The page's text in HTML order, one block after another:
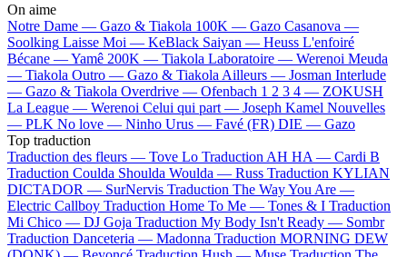
On aime
Notre Dame — Gazo & Tiakola 100K — Gazo Casanova —
Soolking Laisse Moi — KeBlack Saiyan — Heuss L'enfoiré
Bécane —Yamê 200K — Tiakola Laboratoire — Werenoi Meuda
— Tiakola Outro — Gazo & Tiakola Ailleurs — Josman Interlude
— Gazo & Tiakola Overdrive — Ofenbach 1 2 3 4 — ZOKUSH
La League — Werenoi Celui qui part — Joseph Kamel Nouvelles
— PLK No love — Ninho Urus — Favé (FR) DIE — Gazo
Top traduction
Traduction des fleurs — Tove Lo Traduction AH HA — Cardi B
Traduction Coulda Shoulda Woulda — Russ Traduction KYLIAN
DICTADOR — SurNervis Traduction The Way You Are —
Electric Callboy Traduction Home To Me — Tones & I Traduction
Mi Chico — DJ Goja Traduction My Body Isn't Ready — Sombr
Traduction Danceteria — Madonna Traduction MORNING DEW